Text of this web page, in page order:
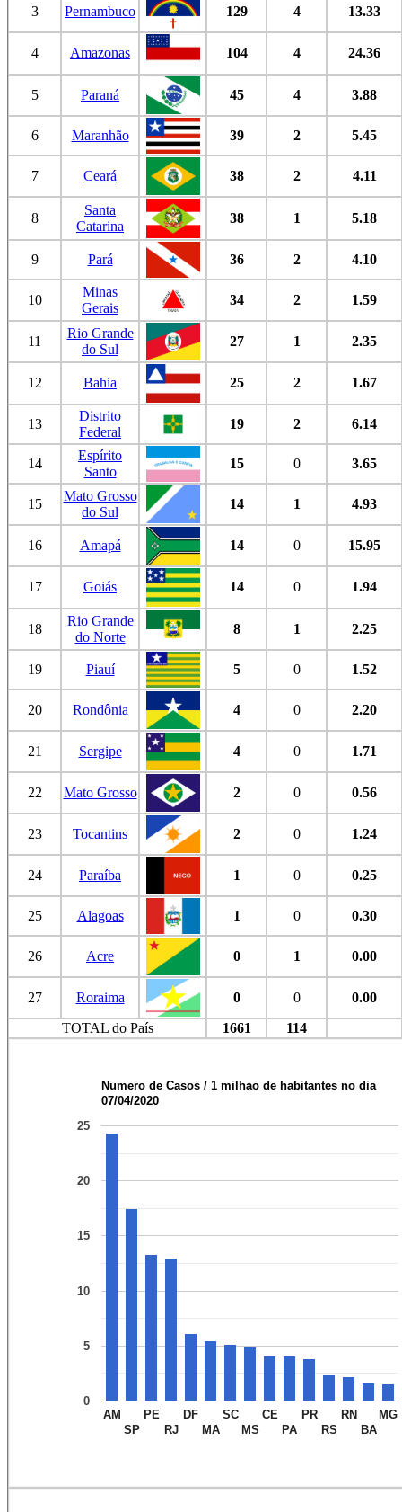
3 Pernambuco 129 4 13.33
4 Amazonas 104 4 24.36
5 Paraná 45 4 3.88
6 Maranhão 39 2 5.45
7 Ceará 38 2 4.11
8
Santa
Catarina
38 1 5.18
9 Pará 36 2 4.10
10
Minas
Gerais
34 2 1.59
11
Rio Grande
do Sul
27 1 2.35
12 Bahia 25 2 1.67
13
Distrito
Federal
19 2 6.14
14
Espírito
Santo
15 0 3.65
15
Mato Grosso
do Sul
14 1 4.93
16 Amapá 14 0 15.95
17 Goiás 14 0 1.94
18
Rio Grande
do Norte
8 1 2.25
19 Piauí 5 0 1.52
20 Rondônia 4 0 2.20
21 Sergipe 4 0 1.71
22 Mato Grosso 2 0 0.56
23 Tocantins 2 0 1.24
24 Paraíba 1 0 0.25
25 Alagoas 1 0 0.30
26 Acre 0 1 0.00
27 Roraima 0 0
0.00
TOTAL do País
1661 114
Numero de Casos / 1 milhao de habitantes no dia
07/04/2020
AM
SP
PE
RJ
DF
MA
SC
MS
CE
PA
PR
RS
RN
BA
MG
0
5
10
15
20
25